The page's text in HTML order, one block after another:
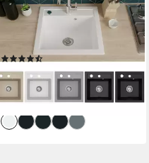
Küchenspüle Granit Siphon
Spülbecken Spüle 49x52cm,
69,90 € UVP122,49 €
-43%
lieferbar - in 2-3 Werktagen bei dir